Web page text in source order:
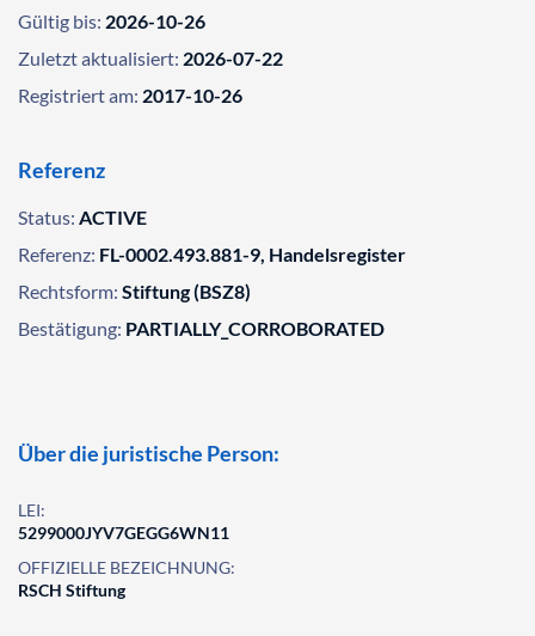
Gültig bis: 2026-10-26
Zuletzt aktualisiert: 2026-07-22
Registriert am: 2017-10-26
Referenz
Status: ACTIVE
Referenz: FL-0002.493.881-9, Handelsregister
Rechtsform: Stiftung (BSZ8)
Bestätigung: PARTIALLY_CORROBORATED
Über die juristische Person:
LEI:
5299000JYV7GEGG6WN11
OFFIZIELLE BEZEICHNUNG:
RSCH Stiftung